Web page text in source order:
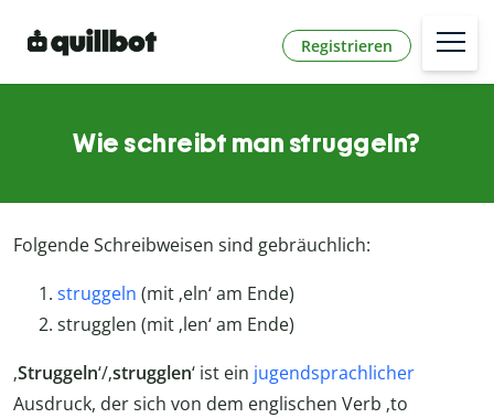
Registrieren
Wie schreibt man struggeln?
Folgende Schreibweisen sind gebräuchlich:
struggeln (mit ‚eln‘ am Ende)
strugglen (mit ‚len‘ am Ende)
‚Struggeln‘/‚strugglen‘ ist ein jugendsprachlicher
Ausdruck, der sich von dem englischen Verb ‚to